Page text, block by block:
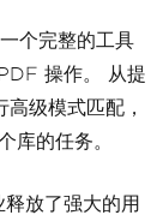
个完整的工具
操作。 从提
级模式匹配，
库的任务。
放了强大的用